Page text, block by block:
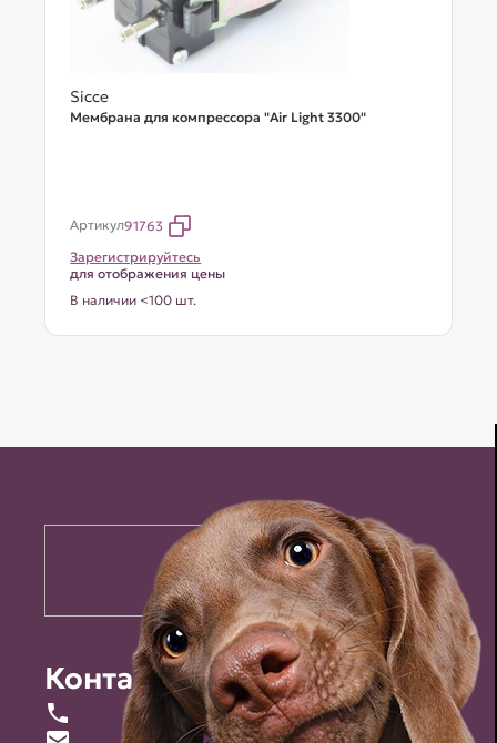
Sicce
Мембрана для компрессора "Air Light 3300"
Артикул91763
Зарегистрируйтесь
для отображения цены
В наличии <100 шт.
Контакты